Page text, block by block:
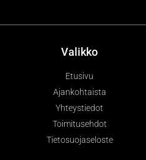
Valikko
Etusivu
Ajankohtaista
Yhteystiedot
Toimitusehdot
Tietosuojaseloste